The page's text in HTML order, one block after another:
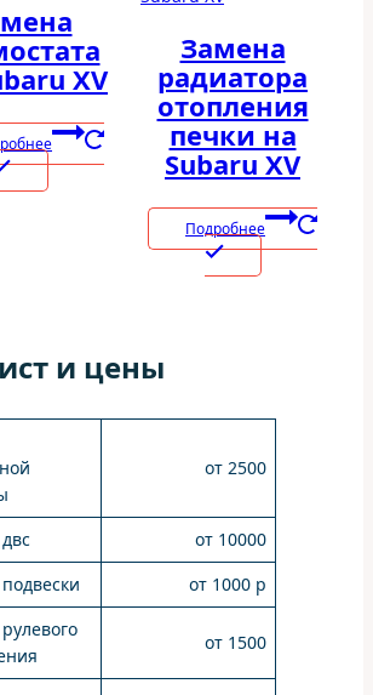
XV
Замена
радиатора
отопления
печки на
Subaru XV
Подробнее
и цены
от 2500
от 10000
от 1000 р
от 1500